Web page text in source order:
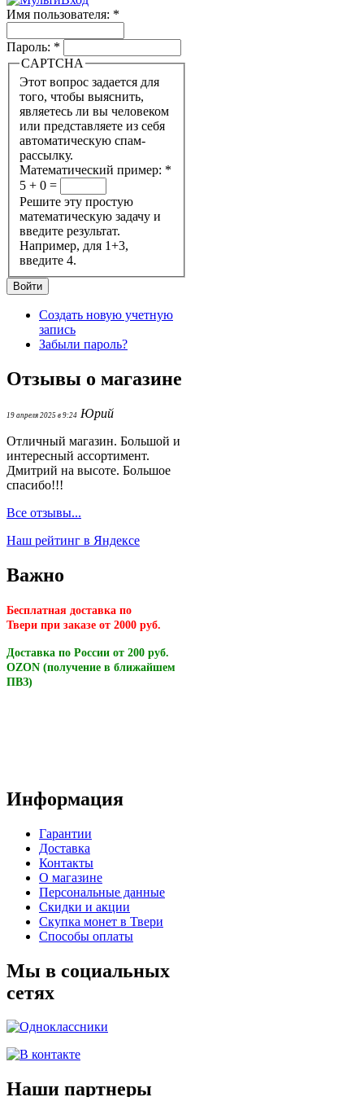
Имя пользователя: *
Пароль: *
CAPTCHA
Этот вопрос задается для
того, чтобы выяснить,
являетесь ли вы человеком
или представляете из себя
автоматическую спам-
рассылку.
Математический пример: *
5 + 0 =
Решите эту простую
математическую задачу и
введите результат.
Например, для 1+3,
введите 4.
Создать новую учетную
запись
Забыли пароль?
Отзывы о магазине
19 апреля 2025 в 9:24 Юрий
Отличный магазин. Большой и
интересный ассортимент.
Дмитрий на высоте. Большое
спасибо!!!
Все отзывы...
Наш рейтинг в Яндексе
Важно
Бесплатная доставка по
Твери при заказе от 2000 руб.
Доставка по России от 200 руб.
OZON (получение в ближайшем
ПВЗ)
Информация
Гарантии
Доставка
Контакты
О магазине
Персональные данные
Скидки и акции
Скупка монет в Твери
Способы оплаты
Мы в социальных
сетях
Наши партнеры